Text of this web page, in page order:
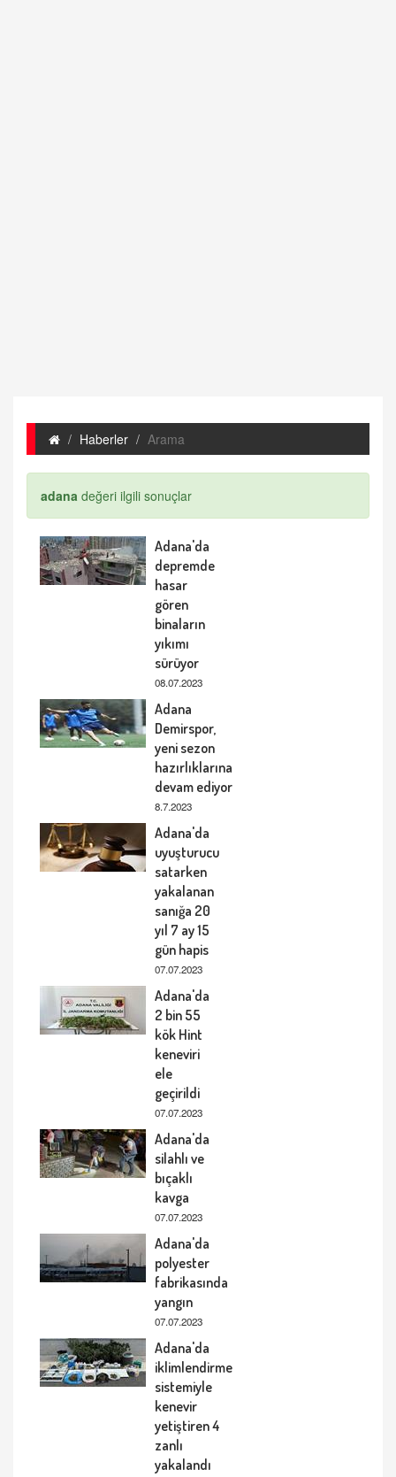
Haberler Arama
adana değeri ilgili sonuçlar
Adana'da
depremde
hasar
gören
binaların
yıkımı
sürüyor
08.07.2023
Adana
Demirspor,
yeni sezon
hazırlıklarına
devam ediyor
8.7.2023
Adana'da
uyuşturucu
satarken
yakalanan
sanığa 20
yıl 7 ay 15
gün hapis
07.07.2023
Adana'da
2 bin 55
kök Hint
keneviri
ele
geçirildi
07.07.2023
Adana'da
silahlı ve
bıçaklı
kavga
07.07.2023
Adana'da
polyester
fabrikasında
yangın
07.07.2023
Adana'da
iklimlendirme
sistemiyle
kenevir
yetiştiren 4
zanlı
yakalandı